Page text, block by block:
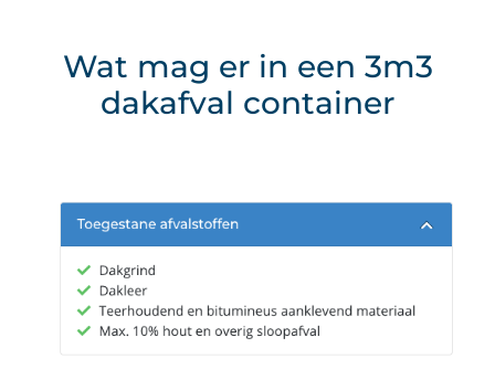
Wat mag er in een 3m3
dakafval container